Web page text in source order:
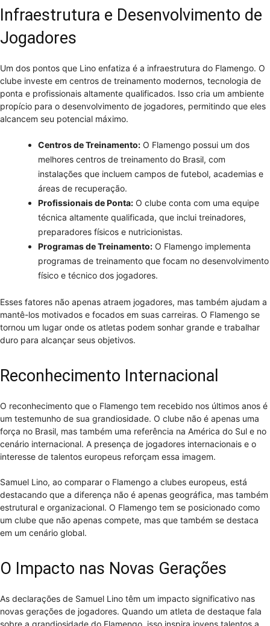
Infraestrutura e Desenvolvimento de
Jogadores
Um dos pontos que Lino enfatiza é a infraestrutura do Flamengo. O
clube investe em centros de treinamento modernos, tecnologia de
ponta e profissionais altamente qualificados. Isso cria um ambiente
propício para o desenvolvimento de jogadores, permitindo que eles
alcancem seu potencial máximo.
Centros de Treinamento: O Flamengo possui um dos
melhores centros de treinamento do Brasil, com
instalações que incluem campos de futebol, academias e
áreas de recuperação.
Profissionais de Ponta: O clube conta com uma equipe
técnica altamente qualificada, que inclui treinadores,
preparadores físicos e nutricionistas.
Programas de Treinamento: O Flamengo implementa
programas de treinamento que focam no desenvolvimento
físico e técnico dos jogadores.
Esses fatores não apenas atraem jogadores, mas também ajudam a
mantê-los motivados e focados em suas carreiras. O Flamengo se
tornou um lugar onde os atletas podem sonhar grande e trabalhar
duro para alcançar seus objetivos.
Reconhecimento Internacional
O reconhecimento que o Flamengo tem recebido nos últimos anos é
um testemunho de sua grandiosidade. O clube não é apenas uma
força no Brasil, mas também uma referência na América do Sul e no
cenário internacional. A presença de jogadores internacionais e o
interesse de talentos europeus reforçam essa imagem.
Samuel Lino, ao comparar o Flamengo a clubes europeus, está
destacando que a diferença não é apenas geográfica, mas também
estrutural e organizacional. O Flamengo tem se posicionado como
um clube que não apenas compete, mas que também se destaca
em um cenário global.
O Impacto nas Novas Gerações
As declarações de Samuel Lino têm um impacto significativo nas
novas gerações de jogadores. Quando um atleta de destaque fala
sobre a grandiosidade do Flamengo, isso inspira jovens talentos a